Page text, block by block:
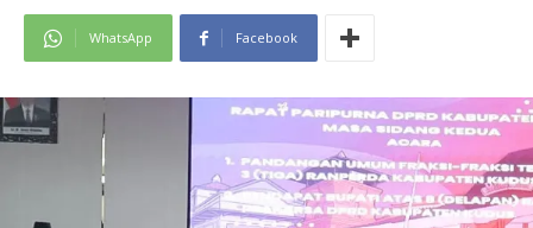
WhatsApp Facebook